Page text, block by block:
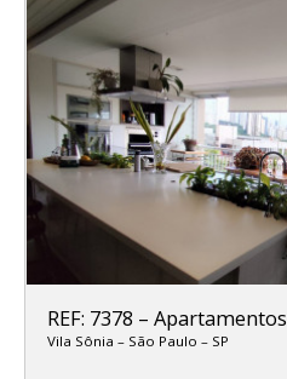
REF: 7378 – Apartamentos
Vila Sônia – São Paulo – SP